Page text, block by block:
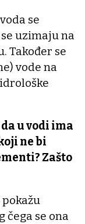
se
uzimaju na
Također se
vode na
u vodi ima
ne bi
Zašto
čega se ona